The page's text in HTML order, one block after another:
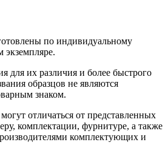
по индивидуальному
экземпляре.
для их различия и более быстрого
образцов не являются
знаком.
отличаться от представленных
комплектации, фурнитуре, а также
комплектующих и